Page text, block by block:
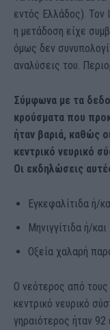
εντός Ελλάδος). Τον
η μετάδοση είχε
όμως δεν
αναλύσεις του.
Σύμφωνα με τα
κρούσματα που
ήταν βαριά, καθώς
κεντρικό νευρικό
Οι εκδηλώσεις
Εγκεφαλίτιδα ή/
Μηνιγγίτιδα ή/και
Οξεία χαλαρή
Ο νεότερος από
κεντρικό νευρικό
γηραιότερος ήταν